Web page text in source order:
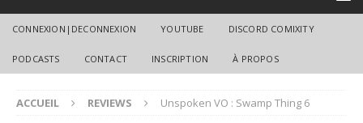
CONNEXION|DECONNEXION YOUTUBE DISCORD COMIXITY
PODCASTS CONTACT INSCRIPTION À PROPOS
ACCUEIL REVIEWS Unspoken VO : Swamp Thing 6